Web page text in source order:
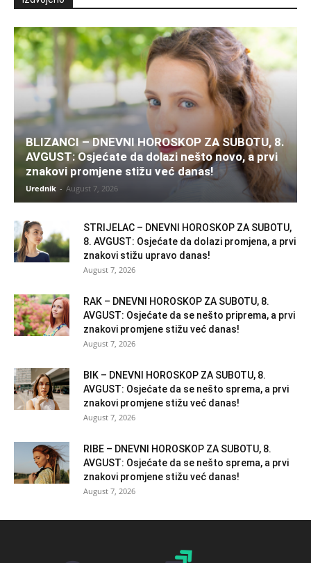
BLIZANCI – DNEVNI HOROSKOP ZA SUBOTU, 8.
AVGUST: Osjećate da dolazi nešto novo, a prvi
znakovi promjene stižu već danas!
Urednik - August 7, 2026
STRIJELAC – DNEVNI HOROSKOP ZA SUBOTU,
8. AVGUST: Osjećate da dolazi promjena, a prvi
znakovi stižu upravo danas!
August 7, 2026
RAK – DNEVNI HOROSKOP ZA SUBOTU, 8.
AVGUST: Osjećate da se nešto priprema, a prvi
znakovi promjene stižu već danas!
August 7, 2026
BIK – DNEVNI HOROSKOP ZA SUBOTU, 8.
AVGUST: Osjećate da se nešto sprema, a prvi
znakovi promjene stižu već danas!
August 7, 2026
RIBE – DNEVNI HOROSKOP ZA SUBOTU, 8.
AVGUST: Osjećate da se nešto sprema, a prvi
znakovi promjene stižu već danas!
August 7, 2026